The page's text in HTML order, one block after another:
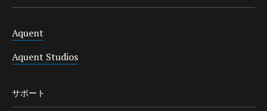
Aquent
Aquent Studios
サポート